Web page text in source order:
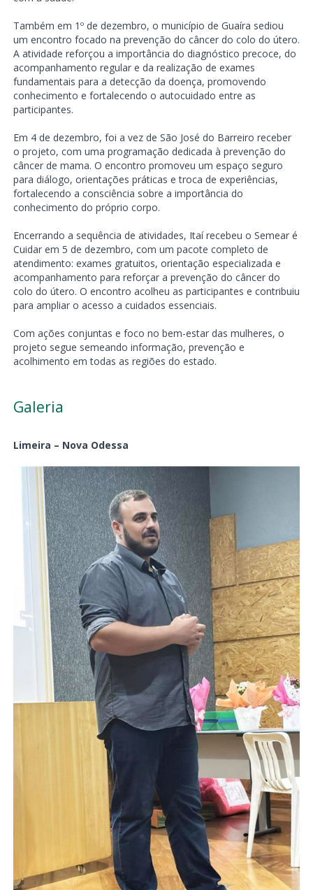
Também em 1º de dezembro, o município de Guaíra sediou
um encontro focado na prevenção do câncer do colo do útero.
A atividade reforçou a importância do diagnóstico precoce, do
acompanhamento regular e da realização de exames
fundamentais para a detecção da doença, promovendo
conhecimento e fortalecendo o autocuidado entre as
participantes.
Em 4 de dezembro, foi a vez de São José do Barreiro receber
o projeto, com uma programação dedicada à prevenção do
câncer de mama. O encontro promoveu um espaço seguro
para diálogo, orientações práticas e troca de experiências,
fortalecendo a consciência sobre a importância do
conhecimento do próprio corpo.
Encerrando a sequência de atividades, Itaí recebeu o Semear é
Cuidar em 5 de dezembro, com um pacote completo de
atendimento: exames gratuitos, orientação especializada e
acompanhamento para reforçar a prevenção do câncer do
colo do útero. O encontro acolheu as participantes e contribuiu
para ampliar o acesso a cuidados essenciais.
Com ações conjuntas e foco no bem-estar das mulheres, o
projeto segue semeando informação, prevenção e
acolhimento em todas as regiões do estado.
Galeria
Limeira – Nova Odessa